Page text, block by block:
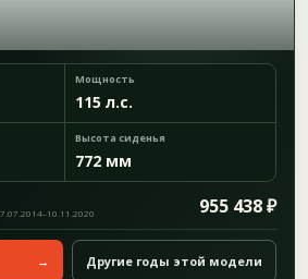
Мощность
115 л.с.
Высота сиденья
772 мм
955 438 ₽
→ Другие годы этой модели